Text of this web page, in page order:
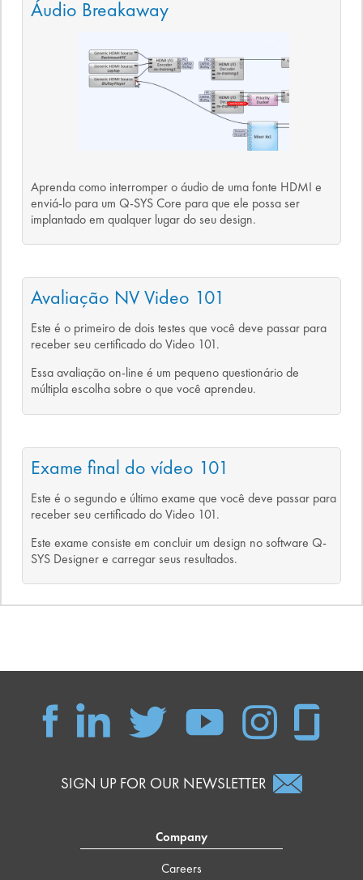
Áudio Breakaway
Aprenda como interromper o áudio de uma fonte HDMI e
enviá-lo para um Q-SYS Core para que ele possa ser
implantado em qualquer lugar do seu design.
Avaliação NV Video 101
Este é o primeiro de dois testes que você deve passar para
receber seu certificado do Video 101.
Essa avaliação on-line é um pequeno questionário de
múltipla escolha sobre o que você aprendeu.
Exame final do vídeo 101
Este é o segundo e último exame que você deve passar para
receber seu certificado do Video 101.
Este exame consiste em concluir um design no software Q-
SYS Designer e carregar seus resultados.
SIGN UP FOR OUR NEWSLETTER
Company
Careers